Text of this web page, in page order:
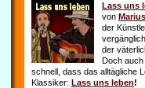
Lass uns
von
der
der
Doch auch
schnell, dass das alltägliche
Klassiker: Lass uns leben!